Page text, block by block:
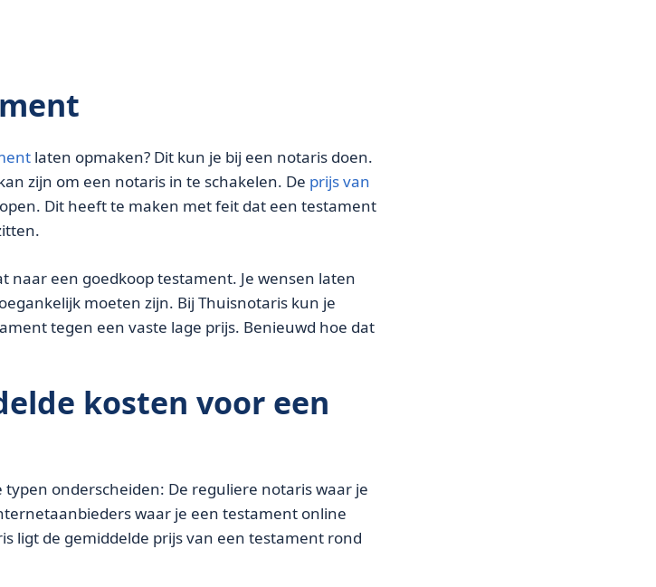
laten opmaken? Dit kun je bij een notaris doen.
zijn om een notaris in te schakelen. De prijs van
Dit heeft te maken met feit dat een testament
naar een goedkoop testament. Je wensen laten
moeten zijn. Bij Thuisnotaris kun je
tegen een vaste lage prijs. Benieuwd hoe dat
kosten voor een
onderscheiden: De reguliere notaris waar je
waar je een testament online
ligt de gemiddelde prijs van een testament rond